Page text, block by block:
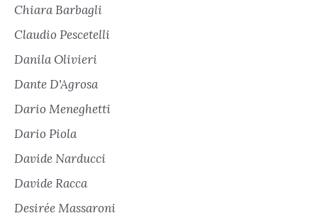
Chiara Barbagli
Claudio Pescetelli
Danila Olivieri
Dante D'Agrosa
Dario Meneghetti
Dario Piola
Davide Narducci
Davide Racca
Desirée Massaroni